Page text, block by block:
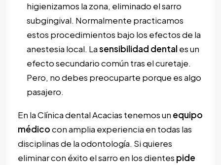
higienizamos la zona, eliminado el sarro
subgingival. Normalmente practicamos
estos procedimientos bajo los efectos de la
anestesia local. Lasensibilidad dental es un
efecto secundario común tras el curetaje.
Pero, no debes preocuparte porque es algo
pasajero.
En la Clínica dental Acacias tenemos un equipo
médicocon amplia experiencia en todas las
disciplinas de la odontología. Si quieres
eliminar con éxito el sarro en los dientes pide